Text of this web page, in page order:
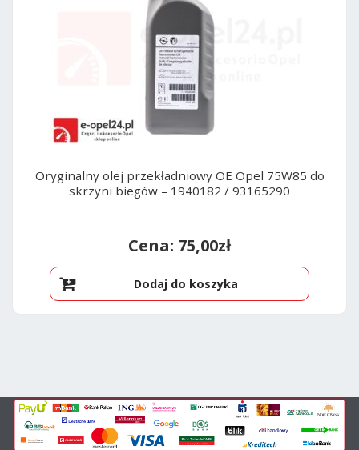
Oryginalny olej przekładniowy OE Opel 75W85 do
skrzyni biegów – 1940182 / 93165290
75,00zł
Dodaj do koszyka